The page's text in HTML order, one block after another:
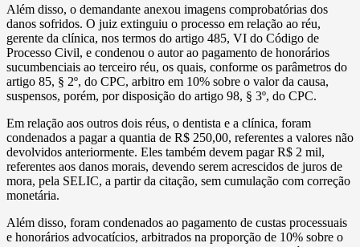
Além disso, o demandante anexou imagens comprobatórias dos
danos sofridos. O juiz extinguiu o processo em relação ao réu,
gerente da clínica, nos termos do artigo 485, VI do Código de
Processo Civil, e condenou o autor ao pagamento de honorários
sucumbenciais ao terceiro réu, os quais, conforme os parâmetros do
artigo 85, § 2º, do CPC, arbitro em 10% sobre o valor da causa,
suspensos, porém, por disposição do artigo 98, § 3º, do CPC.
Em relação aos outros dois réus, o dentista e a clínica, foram
condenados a pagar a quantia de R$ 250,00, referentes a valores não
devolvidos anteriormente. Eles também devem pagar R$ 2 mil,
referentes aos danos morais, devendo serem acrescidos de juros de
mora, pela SELIC, a partir da citação, sem cumulação com correção
monetária.
Além disso, foram condenados ao pagamento de custas processuais
e honorários advocatícios, arbitrados na proporção de 10% sobre o